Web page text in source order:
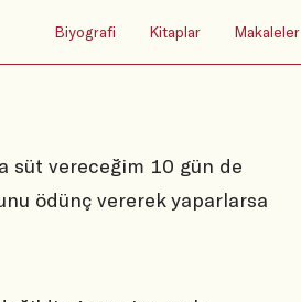
Biyografi Kitaplar Makaleler
süt vereceğim 10 gün de
ödünç vererek yaparlarsa